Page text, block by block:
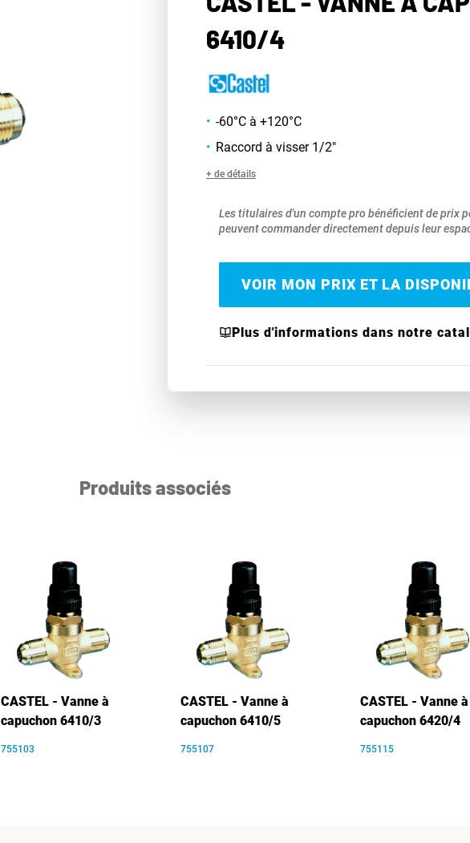
6410/4
-60°C à +120°C
Raccord à visser 1/2"
+ de détails
Les titulaires d'un compte pro bénéficient de prix
peuvent commander directement depuis leur
VOIR MON PRIX ET LA
Plus d'informations dans notre
Produits associés
CASTEL - Vanne à
capuchon 6410/3
755103
CASTEL - Vanne à
capuchon 6410/5
755107
CASTEL - Vanne à
capuchon 6420/4
755115